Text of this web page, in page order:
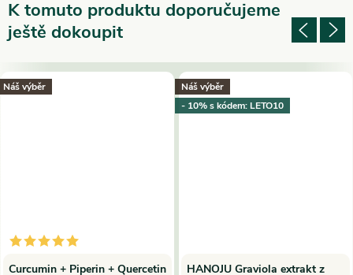
K tomuto produktu doporučujeme
ještě dokoupit
Náš výběr
Curcumin + Piperin + Quercetin
Náš výběr
- 10% s kódem: LETO10
HANOJU Graviola extrakt z